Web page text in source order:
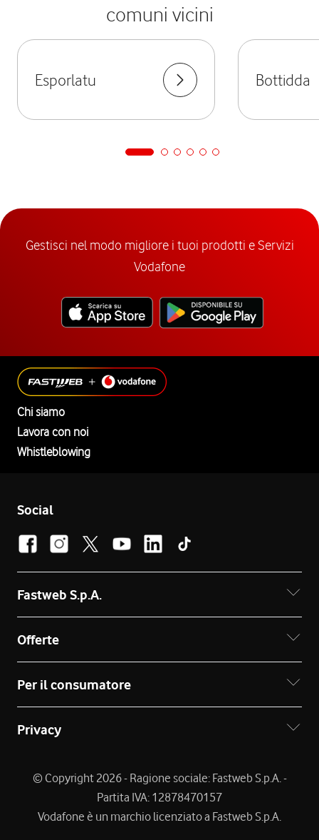
comuni vicini
Esporlatu Bottidda
Gestisci nel modo migliore i tuoi prodotti e Servizi
Vodafone
Chi siamo
Lavora con noi
Whistleblowing
Social
Fastweb S.p.A.
Offerte
Per il consumatore
Privacy
© Copyright 2026 - Ragione sociale: Fastweb S.p.A. -
Partita IVA: 12878470157
Vodafone è un marchio licenziato a Fastweb S.p.A.